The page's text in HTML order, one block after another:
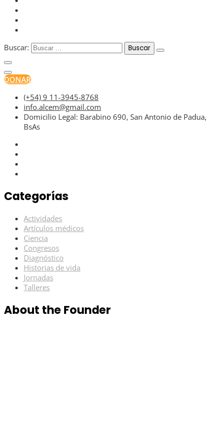
Buscar:
DONAR
(+54) 9 11-3945-8768
info.alcem@gmail.com
Domicilio Legal: Barabino 690, San Antonio de Padua,
BsAs
Categorías
Actividades
Artículos médicos
Ciencia
Congresos
Diagnóstico
Historias de vida
Jornadas
Talleres
About the Founder